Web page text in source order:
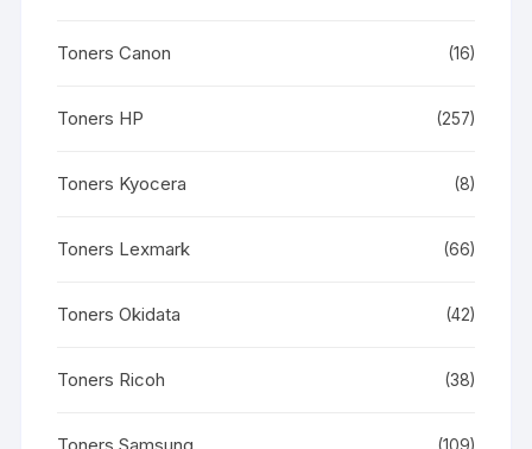
Toners Canon (16)
Toners HP (257)
Toners Kyocera (8)
Toners Lexmark (66)
Toners Okidata (42)
Toners Ricoh (38)